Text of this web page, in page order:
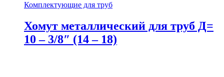
Комплектующие для труб
Хомут металлический для труб Д=
10 – 3/8″ (14 – 18)